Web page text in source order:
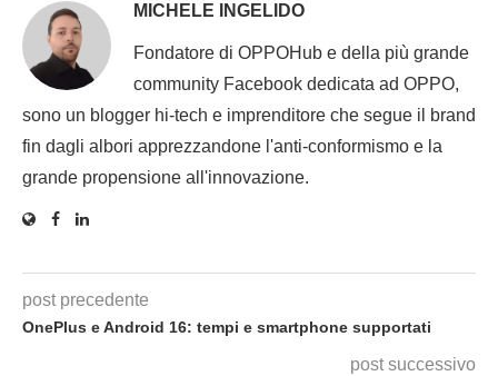
MICHELE INGELIDO
Fondatore di OPPOHub e della più grande
community Facebook dedicata ad OPPO,
sono un blogger hi-tech e imprenditore che segue il brand
fin dagli albori apprezzandone l'anti-conformismo e la
grande propensione all'innovazione.
post precedente
OnePlus e Android 16: tempi e smartphone supportati
post successivo